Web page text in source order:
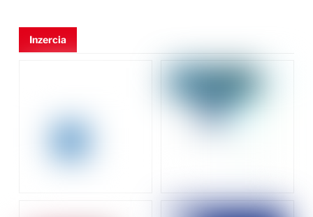
Inzercia